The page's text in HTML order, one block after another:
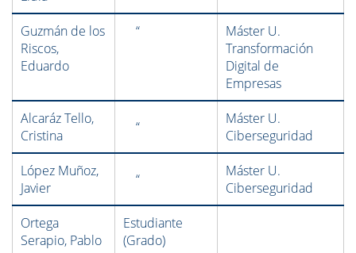
Guzmán de los
Riscos,
Eduardo
“
Máster U.
Transformación
Digital de
Empresas
Alcaráz Tello,
Cristina
“
Máster U.
Ciberseguridad
López Muñoz,
Javier
“
Máster U.
Ciberseguridad
Ortega
Serapio, Pablo
Estudiante
(Grado)